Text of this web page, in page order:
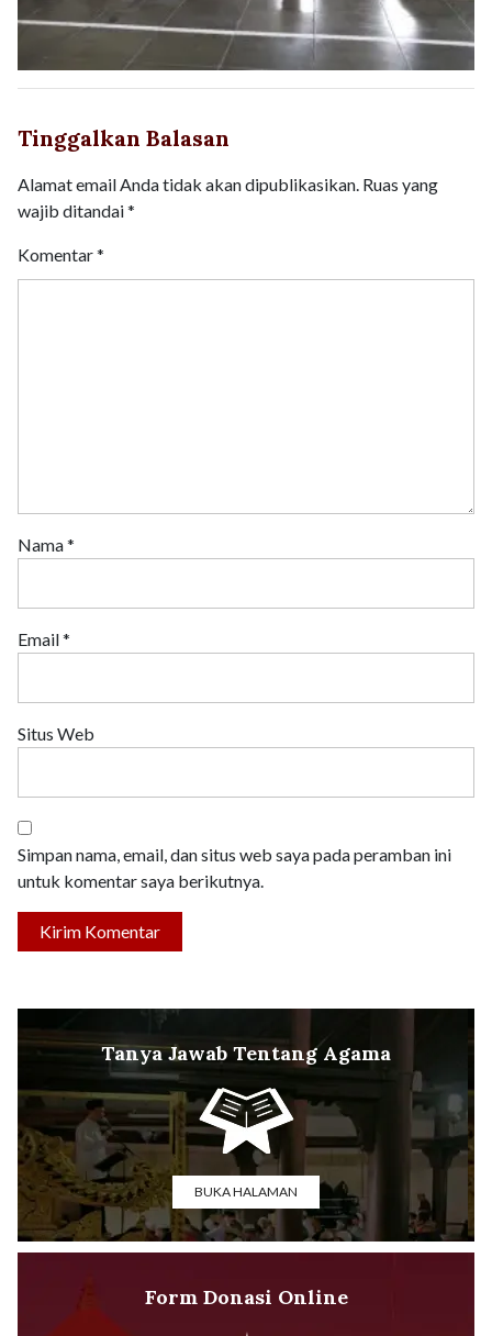
Tinggalkan Balasan
Alamat email Anda tidak akan dipublikasikan. Ruas yang
wajib ditandai*
Komentar*
Nama*
Email*
Situs Web
Simpan nama, email, dan situs web saya pada peramban ini
untuk komentar saya berikutnya.
Tanya Jawab Tentang Agama
BUKA HALAMAN
Form Donasi Online